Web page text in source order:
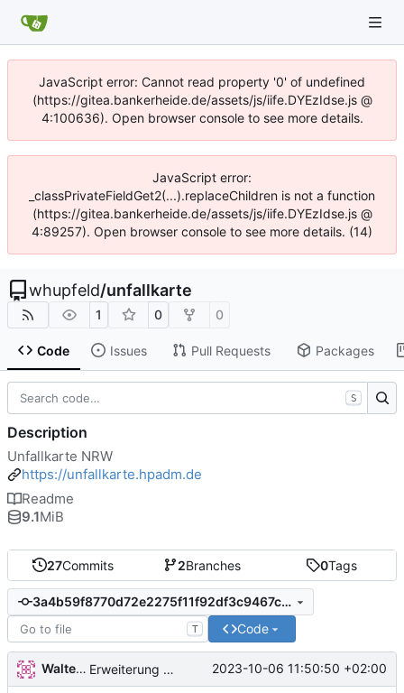
JavaScript error: Cannot read property '0' of undefined
(https://gitea.bankerheide.de/assets/js/iife.DYEzIdse.js @
4:100636). Open browser console to see more details.
JavaScript error:
_classPrivateFieldGet2(...).replaceChildren is not a function
(https://gitea.bankerheide.de/assets/js/iife.DYEzIdse.js @
4:89257). Open browser console to see more details. (14)
whupfeld/unfallkarte
1 0 0
Code Issues Pull Requests Packages
27Commits 2Branches 0Tags
3a4b59f8770d72e2275f11f92df3c9467c7529eb
T Code
Walter Hupfeld Erweiterung der Kreise 2023-10-06 11:50:50 +02:00
S
Description
Unfallkarte NRW
https://unfallkarte.hpadm.de
Readme
9.1MiB